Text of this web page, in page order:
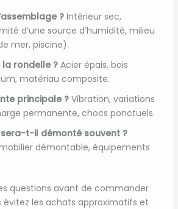
?Intérieur sec,
d’une source d’humidité, milieu
mer, piscine).
rondelle ?Acier épais, bois
matériau composite.
principale ?Vibration, variations
permanente, chocs ponctuels.
sera-t-il démonté souvent ?
démontable, équipements
questions avant de commander
évitez les achats approximatifs et